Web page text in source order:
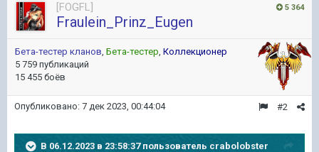
5 364
[FOGFL]
Fraulein_Prinz_Eugen
Бета-тестер кланов, Бета-тестер, Коллекционер
5 759 публикаций
15 455 боёв
#2
Опубликовано: 7 дек 2023, 00:44:04
В 06.12.2023 в 23:58:37 пользователь crabolobster